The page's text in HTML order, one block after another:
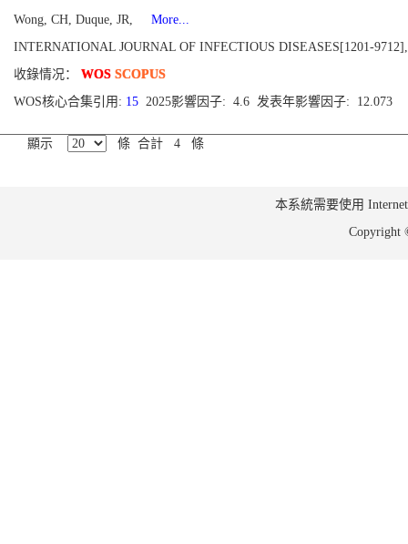
Wong, CH, Duque, JR,
More...
INTERNATIONAL JOURNAL OF INFECTIOUS DISEASES[1201-9712],
收錄情况： WOS SCOPUS
WOS核心合集引用: 15 2025影響因子: 4.6 发表年影響因子: 12.073
顯示 條 合計 4 條
本系統需要使用
Copyright